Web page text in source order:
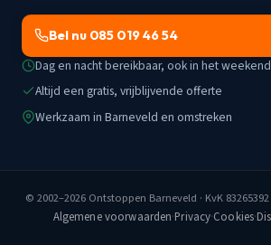
Bel nu 085 019 46 54
Dag en nacht bereikbaar, ook in het weekend
Altijd een gratis, vrijblijvende offerte
Werkzaam in Barneveld en omstreken
© 2002–2026 Ontstoppen Barneveld · KvK
Algemene voorwaarden·Privacy·Cookies·